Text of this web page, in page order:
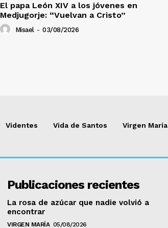
El papa León XIV a los jóvenes en
Medjugorje: “Vuelvan a Cristo”
Misael - 03/08/2026
Videntes Vida de Santos Virgen María
Publicaciones recientes
La rosa de azúcar que nadie volvió a
encontrar
VIRGEN MARÍA 05/08/2026